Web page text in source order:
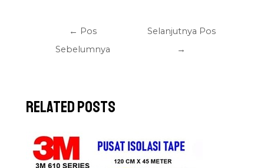
← Pos
Sebelumnya
Selanjutnya Pos
→
Related Posts